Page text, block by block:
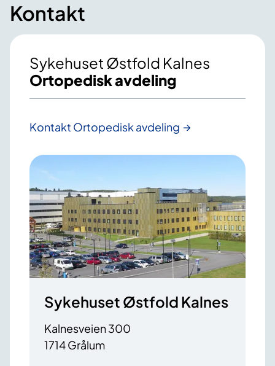
Kontakt
Sykehuset Østfold Kalnes
Ortopedisk avdeling
Kontakt Ortopedisk avdeling
Sykehuset Østfold Kalnes
Kalnesveien 300
1714 Grålum